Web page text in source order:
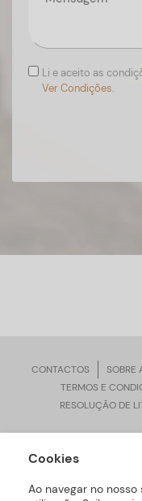
Li e aceito as
Ver Condições.
CONTACTOS SOBRE
TERMOS E
RESOLUÇÃO DE
ARBORETTO © Todos os
Cookies
Ao navegar no